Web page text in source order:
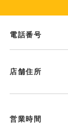
電話番号
店舗住所
営業時間